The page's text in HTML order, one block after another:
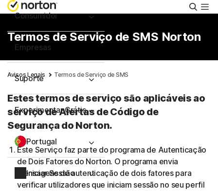
Consumidor
Empresas
Suporte
Experimentar Grátis
Portugal
Iniciar Sessão
Termos de Serviço de SMS Norton
Avisos Legais Termos de Serviço de SMS
Estes termos de serviço são aplicáveis ao
serviço de Alertas de Código de
Segurança do Norton.
Este Serviço faz parte do programa de Autenticação
de Dois Fatores do Norton. O programa envia
mensagens de autenticação de dois fatores para
verificar utilizadores que iniciam sessão no seu perfil